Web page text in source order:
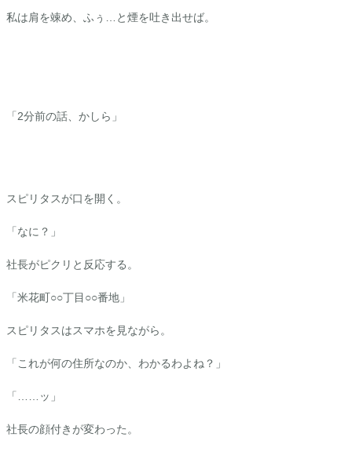
私は肩を竦め、ふぅ…と煙を吐き出せば。
「2分前の話、かしら」
スピリタスが口を開く。
「なに？」
社長がピクリと反応する。
「米花町○○丁目○○番地」
スピリタスはスマホを見ながら。
「これが何の住所なのか、わかるわよね？」
「……ッ」
社長の顔付きが変わった。